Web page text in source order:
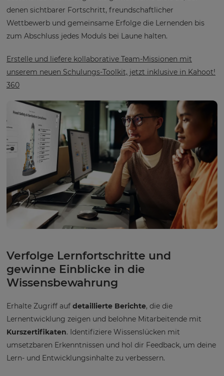
denen sichtbarer Fortschritt, freundschaftlicher
Wettbewerb und gemeinsame Erfolge die Lernenden bis
zum Abschluss jedes Moduls bei Laune halten.
Erstelle und liefere kollaborative Team-Missionen mit
unserem neuen Schulungs-Toolkit, jetzt inklusive in Kahoot!
360
Verfolge Lernfortschritte und
gewinne Einblicke in die
Wissensbewahrung
Erhalte Zugriff auf detaillierte Berichte, die die
Lernentwicklung zeigen und belohne Mitarbeitende mit
Kurszertifikaten. Identifiziere Wissenslücken mit
umsetzbaren Erkenntnissen und hol dir Feedback, um deine
Lern- und Entwicklungsinhalte zu verbessern.